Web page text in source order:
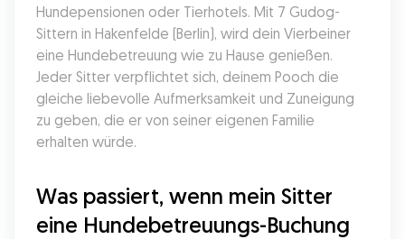
Hundepensionen oder Tierhotels. Mit 7 Gudog-
Sittern in Hakenfelde (Berlin), wird dein Vierbeiner
eine Hundebetreuung wie zu Hause genießen.
Jeder Sitter verpflichtet sich, deinem Pooch die
gleiche liebevolle Aufmerksamkeit und Zuneigung
zu geben, die er von seiner eigenen Familie
erhalten würde.
Was passiert, wenn mein Sitter
eine Hundebetreuungs-Buchung